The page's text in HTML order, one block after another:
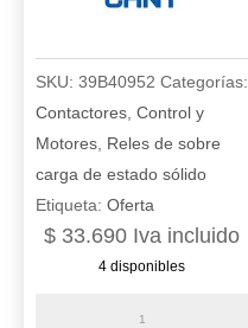
SKU: 39B40952 Categorías:
Contactores Control y
Motores Reles de sobre
carga de estado sólido
Etiqueta: Oferta
$ 33.690 Iva incluido
4 disponibles